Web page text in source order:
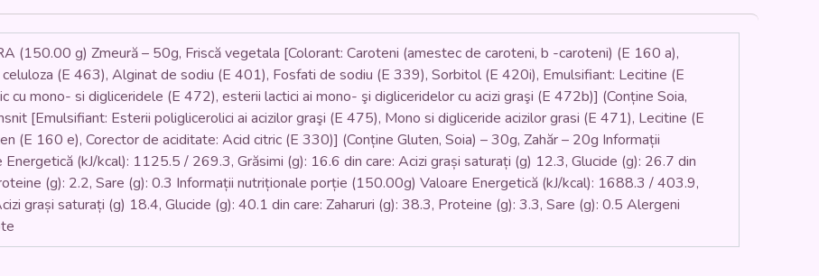
(150.00 g) Zmeură – 50g, Friscă vegetala [Colorant: Caroteni (amestec de caroteni, b -caroteni) (E 160 a),
(E 463), Alginat de sodiu (E 401), Fosfati de sodiu (E 339), Sorbitol (E 420i), Emulsifiant: Lecitine (E
cu mono- si digliceridele (E 472), esterii lactici ai mono- şi digliceridelor cu acizi graşi (E 472b)] (Conține Soia,
[Emulsifiant: Esterii poliglicerolici ai acizilor graşi (E 475), Mono si digliceride acizilor grasi (E 471), Lecitine (E
(E 160 e), Corector de aciditate: Acid citric (E 330)] (Conține Gluten, Soia) – 30g, Zahăr – 20g Informații
(kJ/kcal): 1125.5 / 269.3, Grăsimi (g): 16.6 din care: Acizi grași saturați (g) 12.3, Glucide (g): 26.7 din
(g): 2.2, Sare (g): 0.3 Informații nutriționale porție (150.00g) Valoare Energetică (kJ/kcal): 1688.3 / 403.9,
grași saturați (g) 18.4, Glucide (g): 40.1 din care: Zaharuri (g): 38.3, Proteine (g): 3.3, Sare (g): 0.5 Alergeni